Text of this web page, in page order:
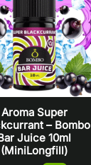
Aroma Super
– Bombo
Juice 10ml
(MiniLongfill)